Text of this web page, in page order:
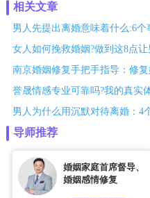
相关文章
男人先提出离婚意味着什么:6个
女人如何挽救婚姻?做到这8点
南京婚姻修复手把手指导：修
誉晟情感专业可靠吗?我的真实
男人为什么用沉默对待离婚：4
导师推荐
婚姻家庭首席督导、
婚姻感情修复